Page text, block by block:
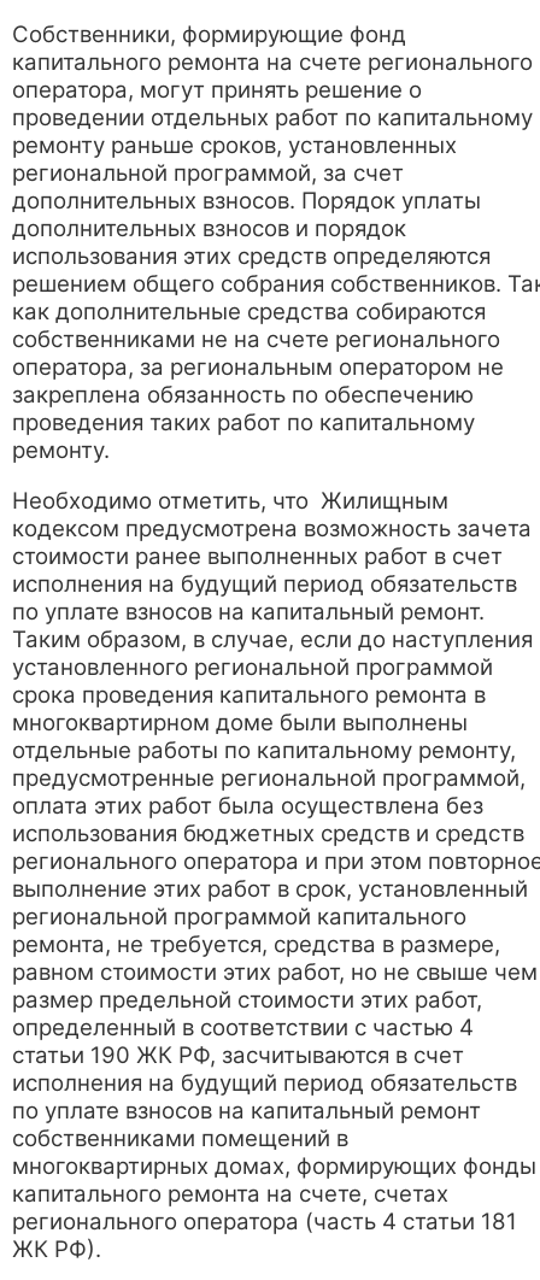
Собственники, формирующие фонд
капитального ремонта на счете регионального
оператора, могут принять решение о
проведении отдельных работ по капитальному
ремонту раньше сроков, установленных
региональной программой, за счет
дополнительных взносов. Порядок уплаты
дополнительных взносов и порядок
использования этих средств определяются
решением общего собрания собственников.
как дополнительные средства собираются
собственниками не на счете регионального
оператора, за региональным оператором не
закреплена обязанность по обеспечению
проведения таких работ по капитальному
ремонту.
Необходимо отметить, что Жилищным
кодексом предусмотрена возможность зачета
стоимости ранее выполненных работ в счет
исполнения на будущий период обязательств
по уплате взносов на капитальный ремонт.
Таким образом, в случае, если до наступления
установленного региональной программой
срока проведения капитального ремонта в
многоквартирном доме были выполнены
отдельные работы по капитальному ремонту,
предусмотренные региональной программой,
оплата этих работ была осуществлена без
использования бюджетных средств и средств
регионального оператора и при этом
выполнение этих работ в срок, установленный
региональной программой капитального
ремонта, не требуется, средства в размере,
равном стоимости этих работ, но не свыше чем
размер предельной стоимости этих работ,
определенный в соответствии с частью 4
статьи 190 ЖК РФ, засчитываются в счет
исполнения на будущий период обязательств
по уплате взносов на капитальный ремонт
собственниками помещений в
многоквартирных домах, формирующих фонды
капитального ремонта на счете, счетах
регионального оператора (часть 4 статьи 181
ЖК РФ).